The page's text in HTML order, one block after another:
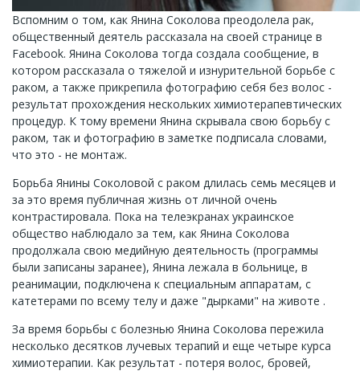
Вспомним о том, как Янина Соколова преодолела рак,
общественный деятель рассказала на своей странице в
Facebook. Янина Соколова тогда создала сообщение, в
котором рассказала о тяжелой и изнурительной борьбе с
раком, а также прикрепила фотографию себя без волос -
результат прохождения нескольких химиотерапевтических
процедур. К тому времени Янина скрывала свою борьбу с
раком, так и фотографию в заметке подписала словами,
что это - не монтаж.
Борьба Янины Соколовой с раком длилась семь месяцев и
за это время публичная жизнь от личной очень
контрастировала. Пока на телеэкранах украинское
общество наблюдало за тем, как Янина Соколова
продолжала свою медийную деятельность (программы
были записаны заранее), Янина лежала в больнице, в
реанимации, подключена к специальным аппаратам, с
катетерами по всему телу и даже "дырками" на животе .
За время борьбы с болезнью Янина Соколова пережила
несколько десятков лучевых терапий и еще четыре курса
химиотерапии. Как результат - потеря волос, бровей,